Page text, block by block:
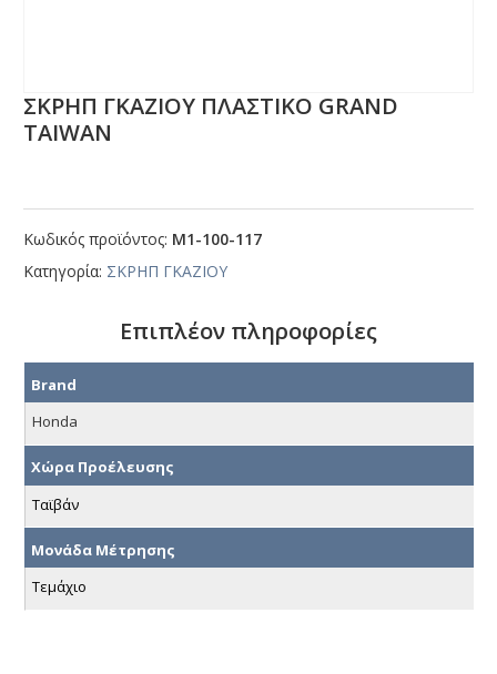
ΣΚΡΗΠ ΓΚΑΖΙΟΥ ΠΛΑΣΤΙΚΟ GRΑΝD
ΤΑΙWΑΝ
Κωδικός προϊόντος: Μ1-100-117
Κατηγορία: ΣΚΡΗΠ ΓΚΑΖΙΟΥ
Επιπλέον πληροφορίες
Brand
Honda
Χώρα Προέλευσης
Ταϊβάν
Μονάδα Μέτρησης
Τεμάχιο